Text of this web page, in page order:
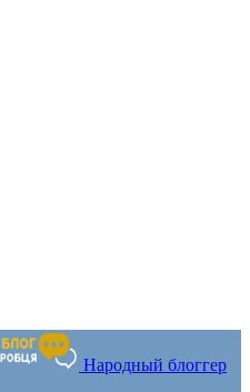
Народный блоггер